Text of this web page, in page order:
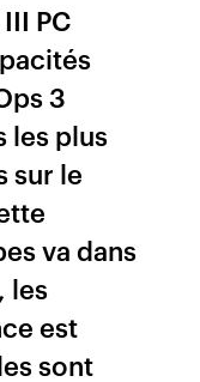
PC
3
les plus
sur le
va dans
les
est
sont